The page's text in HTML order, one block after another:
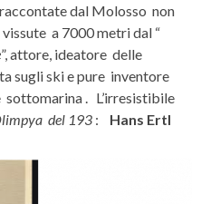
dal Molosso non
a 7000 metri dal “
”, attore, ideatore delle
sugli ski e pure inventore
sottomarina . L’irresistibile
del 193 : Hans Ertl